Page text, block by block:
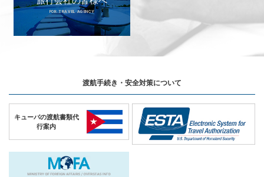
FOR TRAVEL AGENCY
渡航手続き・安全対策について
キューバの渡航書類代
行案内